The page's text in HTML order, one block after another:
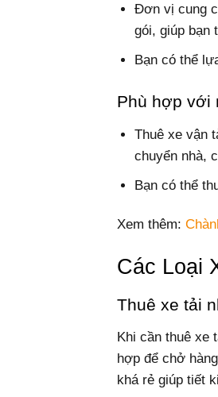
Đơn vị cung
gói, giúp bạn
Bạn có thể
Phù hợp với
Thuê xe vận
chuyển nhà,
Bạn có thể
Xem thêm:
Các Loại
Thuê xe tải
Khi cần thuê xe
hợp để chở
khá rẻ giúp tiết